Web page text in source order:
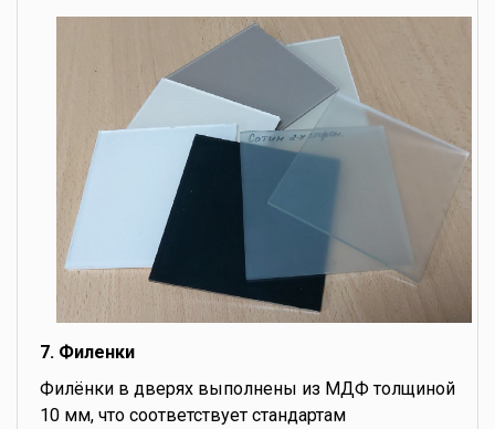
7. Филенки
Филёнки в дверях выполнены из МДФ толщиной
10 мм, что соответствует стандартам